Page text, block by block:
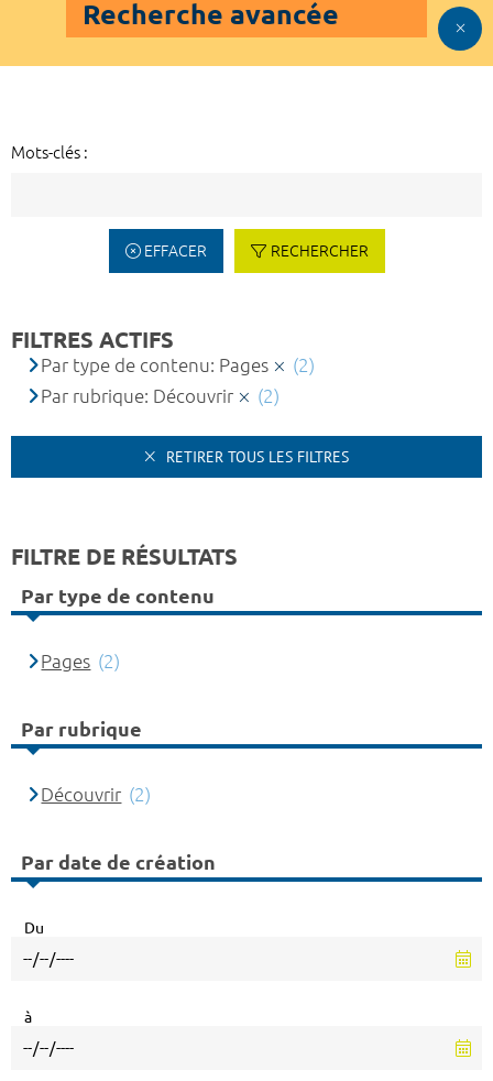
Recherche avancée
Mots-clés :
EFFACER RECHERCHER
FILTRES ACTIFS
Par type de contenu: Pages
(2)
Par rubrique: Découvrir
(2)
RETIRER TOUS LES FILTRES
FILTRE DE RÉSULTATS
Par type de contenu
Pages (2)
Par rubrique
Découvrir (2)
Par date de création
Du
à